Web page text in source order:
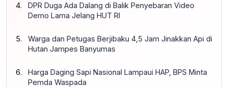
DPR Duga Ada Dalang di Balik Penyebaran Video
Demo Lama Jelang HUT RI
Warga dan Petugas Berjibaku 4,5 Jam Jinakkan Api di
Hutan Jampes Banyumas
Harga Daging Sapi Nasional Lampaui HAP, BPS Minta
Pemda Waspada